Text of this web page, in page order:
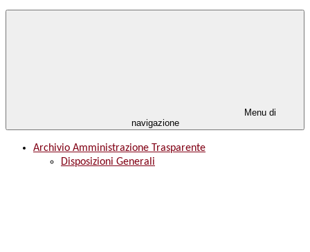
Menu di
navigazione
Archivio Amministrazione Trasparente
Disposizioni Generali